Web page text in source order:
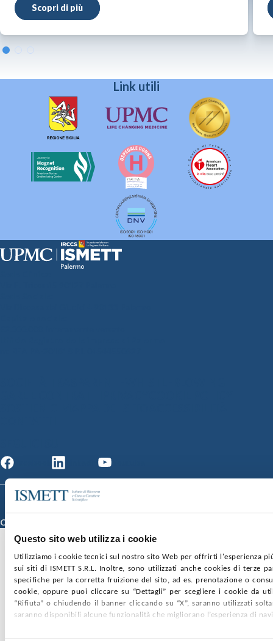
Questo sito web utilizza i cookie
Utilizziamo i cookie tecnici sul nostro sito Web per offrirti l'esperienza
sui siti di ISMETT S.R.L. Inoltre, sono utilizzati anche cookies di terze
specifiche per la corretta fruizione del sito, ad es. prenotazione o
cookie, oppure puoi cliccare su “Dettagli” per scegliere i cookie da
“Rifiuta” o chiudendo il banner cliccando su “X”, saranno utilizzati
saranno disponibili alcune funzionalità che migliorano l’esperienza di
Scopri di più
Link utili
© 2026 ISMETT (Istituto Mediterraneo per i Trapianti e Terapie ad Alta
Specializzazione)
Credits